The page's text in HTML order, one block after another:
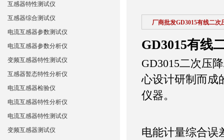
厂商批发GD3015有线二次
GD3015有线
GD3015二次压
心设计研制而成
仪器。
电能计量综合误
互感器特性测试仪
互感器综合测试仪
电流互感器参数测试仪
电流互感器参数分析仪
变频互感器特性测试仪
互感器暂态特性分析仪
电流互感器检验仪
电流互感器特性分析仪
电流互感器特性测试仪
变频互感器测试仪